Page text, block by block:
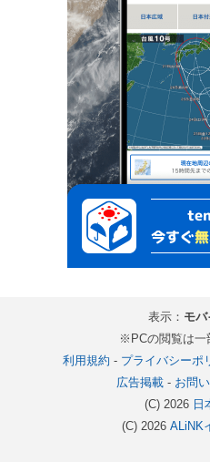
表示： モ
※PCの閲覧は一
利用規約 - プライバシーポ
広告掲載- お問
(C) 2026 日
(C) 2026 ALiNK